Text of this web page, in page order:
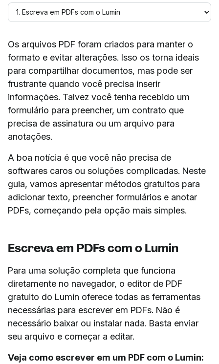
Os arquivos PDF foram criados para manter o
formato e evitar alterações. Isso os torna ideais
para compartilhar documentos, mas pode ser
frustrante quando você precisa inserir
informações. Talvez você tenha recebido um
formulário para preencher, um contrato que
precisa de assinatura ou um arquivo para
anotações.
A boa notícia é que você não precisa de
softwares caros ou soluções complicadas. Neste
guia, vamos apresentar métodos gratuitos para
adicionar texto, preencher formulários e anotar
PDFs, começando pela opção mais simples.
Escreva em PDFs com o Lumin
Para uma solução completa que funciona
diretamente no navegador, o editor de PDF
gratuito do Lumin oferece todas as ferramentas
necessárias para escrever em PDFs. Não é
necessário baixar ou instalar nada. Basta enviar
seu arquivo e começar a editar.
Veja como escrever em um PDF com o Lumin: